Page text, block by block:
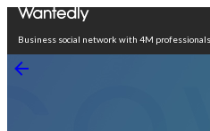
Business social network with 4M professionals